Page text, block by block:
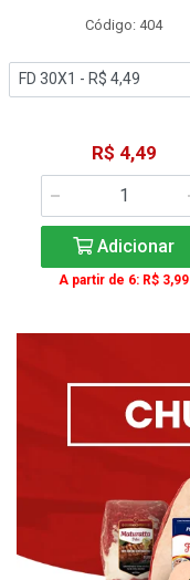
Código: 404
R$ 4,49
Adicionar
A partir de 6: R$ 3,99